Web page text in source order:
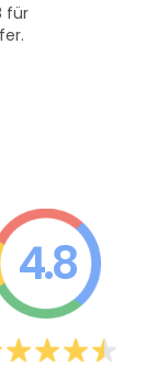
für
4.8